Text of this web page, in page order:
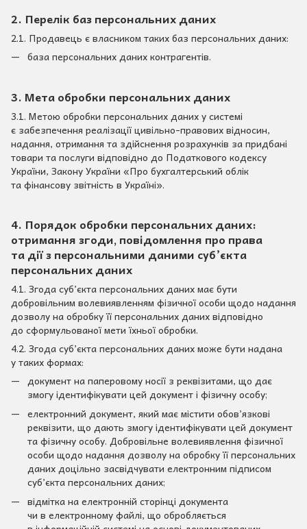
2. Перелік баз персональних даних
2.1. Продавець є власником таких баз персональних даних:
база персональних даних контрагентів.
3. Мета обробки персональних даних
3.1. Метою обробки персональних даних у системі
є забезпечення реалізації цивільно-правових відносин,
надання, отримання та здійснення розрахунків за придбані
товари та послуги відповідно до Податкового кодексу
України, Закону України «Про бухгалтерський облік
та фінансову звітність в Україні».
4. Порядок обробки персональних даних:
отримання згоди, повідомлення про права
та дії з персональними даними суб’єкта
персональних даних
4.1. Згода суб’єкта персональних даних має бути
добровільним волевиявленням фізичної особи щодо надання
дозволу на обробку її персональних даних відповідно
до сформульованої мети їхньої обробки.
4.2. Згода суб’єкта персональних даних може бути надана
у таких формах:
документ на паперовому носії з реквізитами, що дає
змогу ідентифікувати цей документ і фізичну особу;
електронний документ, який має містити обов’язкові
реквізити, що дають змогу ідентифікувати цей документ
та фізичну особу. Добровільне волевиявлення фізичної
особи щодо надання дозволу на обробку її персональних
даних доцільно засвідчувати електронним підписом
суб’єкта персональних даних;
відмітка на електронній сторінці документа
чи в електронному файлі, що обробляється